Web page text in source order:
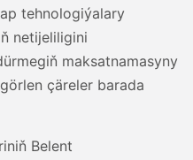
tehnologiýalary
netijeliligini
maksatnamasyny
çäreler barada
Belent